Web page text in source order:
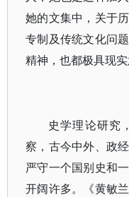
她的文集中，关于
专制及传统文化问
精神，也都极具现实
史学理论研究
察，古今中外、政
严守一个国别史和
开阔许多。《黄敏